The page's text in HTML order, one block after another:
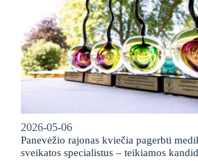
2026-05-06
Panevėžio rajonas kviečia pagerbti
sveikatos specialistus – teikiamos